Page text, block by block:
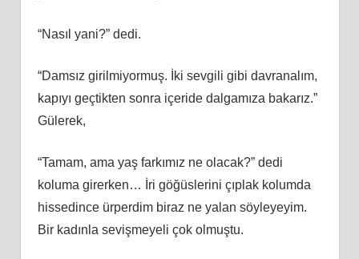
“Nasıl yani?” dedi.
“Damsız girilmiyormuş. İki sevgili gibi davranalım,
kapıyı geçtikten sonra içeride dalgamıza bakarız.”
Gülerek,
“Tamam, ama yaş farkımız ne olacak?” dedi
koluma girerken… İri göğüslerini çıplak kolumda
hissedince ürperdim biraz ne yalan söyleyeyim.
Bir kadınla sevişmeyeli çok olmuştu.